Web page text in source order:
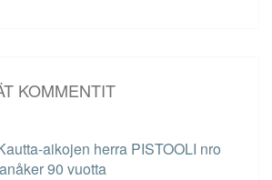
KOMMENTIT
aikojen herra PISTOOLI nro
90 vuotta